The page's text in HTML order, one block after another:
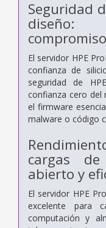
Seguridad
diseño:
El servidor HPE
confianza de
seguridad de
confianza cero del
el firmware
malware o código
cargas
abierto y
El servidor HPE
excelente para
computación y